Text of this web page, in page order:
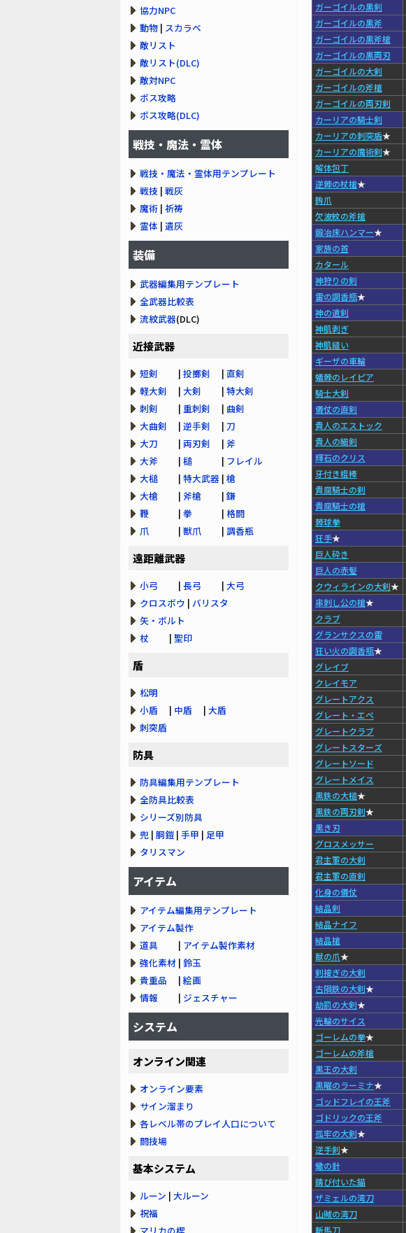
ガーゴイルの黒剣
ガーゴイルの黒斧
ガーゴイルの黒斧槍
ガーゴイルの黒両刃
ガーゴイルの大剣
ガーゴイルの斧槍
ガーゴイルの両刃剣
カーリアの騎士剣
カーリアの刺突盾★
カーリアの魔術剣★
解体包丁
逆棘の杖槍★
鉤爪
欠波紋の斧槍
鍛冶床ハンマー★
家族の首
カタール
神狩りの剣
雷の調香瓶★
神の遺剣
神肌剥ぎ
神肌縫い
ギーザの車輪
蟻棘のレイピア
騎士大剣
儀仗の直剣
貴人のエストック
貴人の細剣
輝石のクリス
牙付き棍棒
貴腐騎士の剣
貴腐騎士の槍
棘球拳
狂手★
巨人砕き
巨人の赤髪
クウィラインの大剣★
串刺し公の槍★
クラブ
グランサクスの雷
狂い火の調香瓶★
グレイブ
クレイモア
グレートアクス
グレート・エペ
グレートクラブ
グレートスターズ
グレートソード
グレートメイス
黒鉄の大槌★
黒鉄の両刃剣★
黒き刃
グロスメッサー
君主軍の大剣
君主軍の直剣
化身の儀仗
結晶剣
結晶ナイフ
結晶槍
獣の爪★
剣接ぎの大剣
古隕鉄の大剣★
劫罰の大剣★
光輪のサイス
ゴーレムの拳★
ゴーレムの斧槍
黒王の大剣
黒曜のラーミナ★
ゴッドフレイの王斧
ゴドリックの王斧
孤牢の大剣★
逆手剣★
蠍の針
錆び付いた錨
ザミェルの湾刀
山賊の湾刀
斬馬刀
協力NPC
動物 | スカラベ
敵リスト
敵リスト(DLC)
敵対NPC
ボス攻略
ボス攻略(DLC)
戦技・魔法・霊体
戦技・魔法・霊体用テンプレート
戦技 | 戦灰
魔術 | 祈祷
霊体 | 遺灰
装備
武器編集用テンプレート
全武器比較表
流紋武器(DLC)
近接武器
短剣 | 投擲剣 | 直剣
軽大剣 | 大剣 | 特大剣
刺剣 | 重刺剣 | 曲剣
大曲剣 | 逆手剣 | 刀
大刀 | 両刃剣 | 斧
大斧 | 槌 | フレイル
大槌 | 特大武器 | 槍
大槍 | 斧槍 | 鎌
鞭 | 拳 | 格闘
爪 | 獣爪 | 調香瓶
遠距離武器
小弓 | 長弓 | 大弓
クロスボウ | バリスタ
矢・ボルト
杖 | 聖印
盾
松明
小盾 | 中盾 | 大盾
刺突盾
防具
防具編集用テンプレート
全防具比較表
シリーズ別防具
兜 | 胴鎧 | 手甲 | 足甲
タリスマン
アイテム
アイテム編集用テンプレート
アイテム製作
道具 | アイテム製作素材
強化素材 | 鈴玉
貴重品 | 絵画
情報 | ジェスチャー
システム
オンライン関連
オンライン要素
サイン溜まり
各レベル帯のプレイ人口について
闘技場
基本システム
ルーン | 大ルーン
祝福